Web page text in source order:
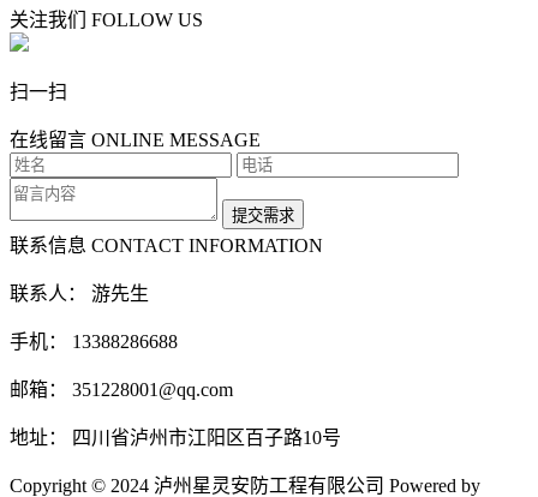
关注我们 FOLLOW US
扫一扫
在线留言 ONLINE MESSAGE
联系信息 CONTACT INFORMATION
联系人： 游先生
手机： 13388286688
邮箱： 351228001@qq.com
地址： 四川省泸州市江阳区百子路10号
Copyright © 2024 泸州星灵安防工程有限公司 Powered by